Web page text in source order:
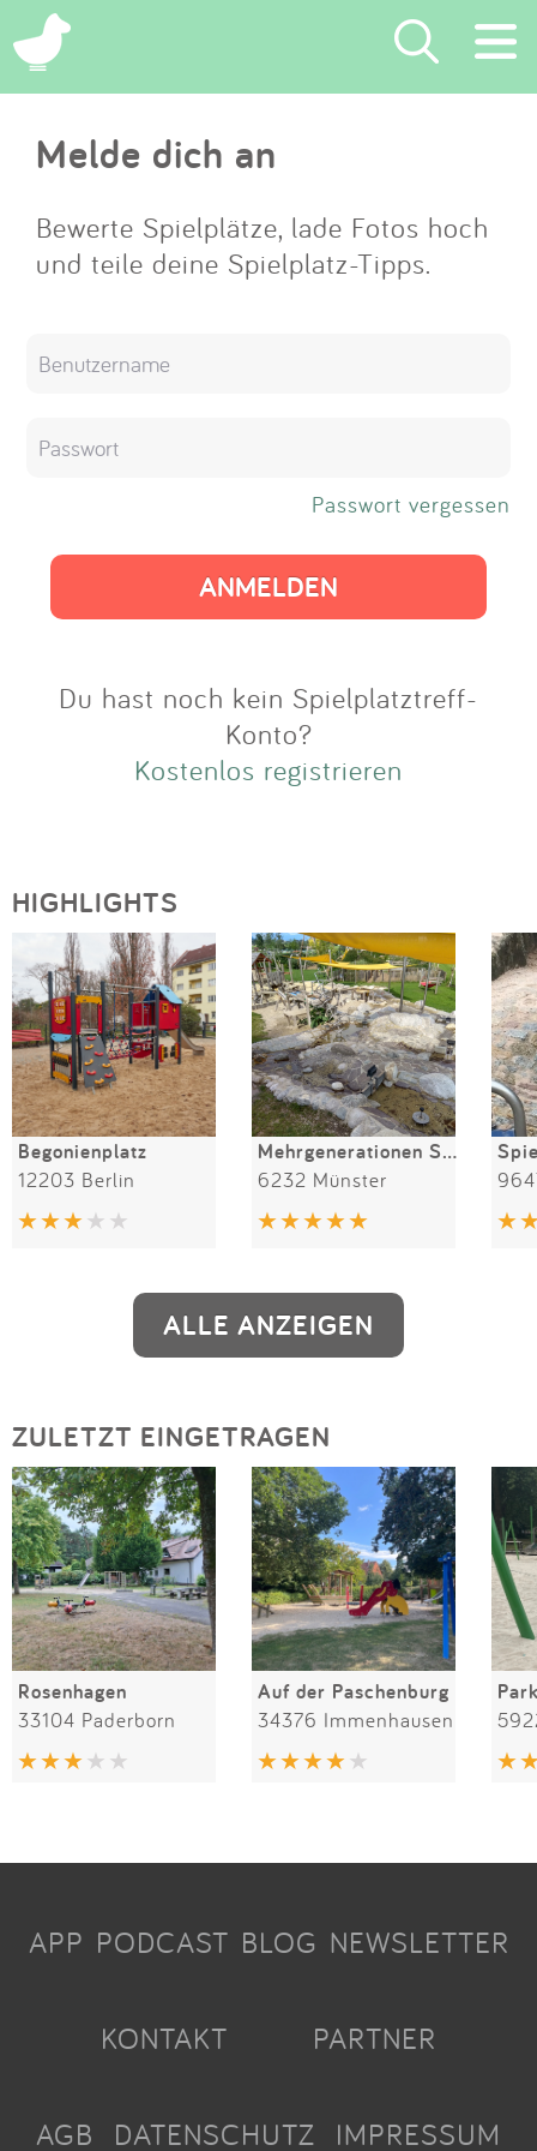
×
Suchen
Eintragen
App
Melde dich an
Bewerte Spielplätze, lade Fotos hoch
und teile deine Spielplatz-Tipps.
Passwort vergessen
Du hast noch kein Spielplatztreff-
Konto?
Kostenlos registrieren
HIGHLIGHTS
Begonienplatz
12203 Berlin
Mehrgenerationen Spielplatz Münster
6232 Münster
ALLE ANZEIGEN
ZULETZT EINGETRAGEN
Rosenhagen
33104 Paderborn
Auf der Paschenburg
34376 Immenhausen
APP PODCAST BLOG NEWSLETTER
KONTAKT PARTNER
AGB DATENSCHUTZ IMPRESSUM